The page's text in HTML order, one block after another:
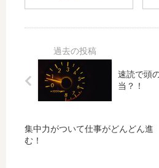
体
年
リ
が
メ
を
速読で頭
当？！
集中力がついて仕事がどんどん進
む！